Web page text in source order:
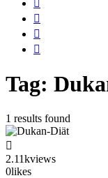
Tag:
1 results found
2.11kviews
0likes